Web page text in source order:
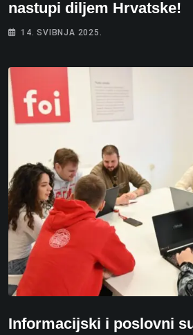
nastupi diljem Hrvatske!
14. SVIBNJA 2025.
Informacijski i poslovni